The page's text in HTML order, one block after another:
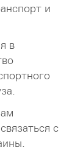
и
в
с